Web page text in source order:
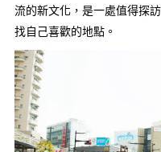
流的新文化，是一處值得探
找自己喜歡的地點。